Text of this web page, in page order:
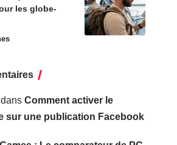
les globe-
Comment activer le
sur une publication Facebook